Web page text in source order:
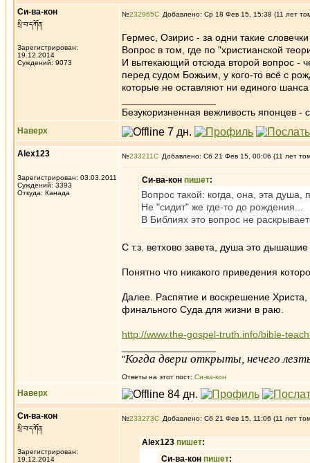
Си-ва-кон
སྲི་བ་དཀོན
Зарегистрирован:
19.12.2014
Суждений: 9073
№232965 Добавлено: Ср 18 Фев 15, 15:38 (11 лет
Гермес, Озирис - за одни такие
Вопрос в том, где по "христианской
И вытекающий отсюда второй вопрос -
перед судом Божьим, у кого-то всё с
которые не оставляют ни единого
Безукоризненная вежливость японцев -
Наверх
Alex123
Зарегистрирован: 03.03.2011
Суждений: 3393
Откуда: Канада
№233211 Добавлено: Сб 21 Фев 15, 00:06 (11 лет
Си-ва-кон пишет:
Вопрос такой: когда, она, эта душа,
Не "сидит" же где-то до рождения...
В Библиях это вопрос не
С т.з. ветхово завета, душа это
Понятно что никакого приведения
Далее. Распятие и воскрешение
финального Суда для жизни в раю.
http://www.the-gospel-truth.info/bible-
"Когда двери открыты, нечего
Ответы на этот пост: Си-ва-кон
Наверх
Си-ва-кон
སྲི་བ་དཀོན
Зарегистрирован:
19.12.2014
№233273 Добавлено: Сб 21 Фев 15, 11:06 (11 лет
Alex123 пишет:
Си-ва-кон пишет: